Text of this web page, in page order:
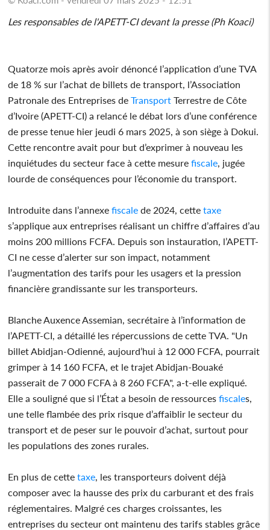
Les responsables de l'APETT-CI devant la presse (Ph Koaci)
Quatorze mois après avoir dénoncé l’application d’une TVA
de 18 % sur l’achat de billets de transport, l’Association
Patronale des Entreprises deTransport Terrestre de Côte
d’Ivoire (APETT-CI) a relancé le débat lors d’une conférence
de presse tenue hier jeudi 6 mars 2025, à son siège à Dokui.
Cette rencontre avait pour but d’exprimer à nouveau les
inquiétudes du secteur face à cette mesurefiscale , jugée
lourde de conséquences pour l’économie du transport.
Introduite dans l’annexefiscale de 2024, cettetaxe
s’applique aux entreprises réalisant un chiffre d’affaires d’au
moins 200 millions FCFA. Depuis son instauration, l’APETT-
CI ne cesse d’alerter sur son impact, notamment
l’augmentation des tarifs pour les usagers et la pression
financière grandissante sur les transporteurs.
Blanche Auxence Assemian, secrétaire à l’information de
l’APETT-CI, a détaillé les répercussions de cette TVA. "Un
billet Abidjan-Odienné, aujourd’hui à 12 000 FCFA, pourrait
grimper à 14 160 FCFA, et le trajet Abidjan-Bouaké
passerait de 7 000 FCFA à 8 260 FCFA", a-t-elle expliqué.
Elle a souligné que si l’État a besoin de ressourcesfiscales,
une telle flambée des prix risque d’affaiblir le secteur du
transport et de peser sur le pouvoir d’achat, surtout pour
les populations des zones rurales.
En plus de cettetaxe , les transporteurs doivent déjà
composer avec la hausse des prix du carburant et des frais
réglementaires. Malgré ces charges croissantes, les
entreprises du secteur ont maintenu des tarifs stables grâce